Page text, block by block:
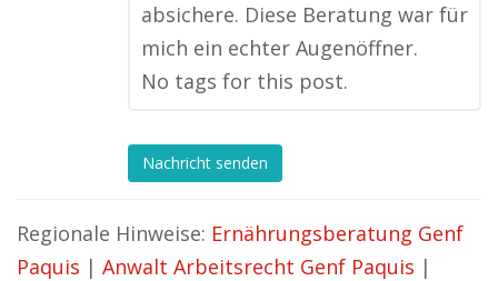
absichere. Diese Beratung war für
mich ein echter Augenöffner.
No tags for this post.
Nachricht senden
Regionale Hinweise: Ernährungsberatung Genf
Paquis | Anwalt Arbeitsrecht Genf Paquis |